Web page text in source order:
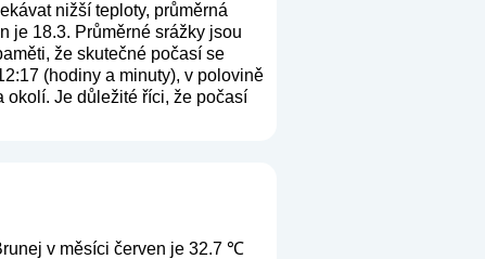
nižší teploty, průměrná
je 18.3. Průměrné srážky jsou
že skutečné počasí se
(hodiny a minuty), v polovině
okolí. Je důležité říci, že počasí
v měsíci červen je 32.7 ℃